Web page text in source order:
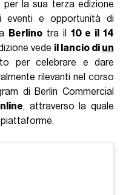
per la sua terza edizione
eventi e opportunità di
Berlino tra il 10 e il 14
vede il lancio di un
per celebrare e dare
rilevanti nel corso
di Berlin Commercial
, attraverso la quale
piattaforme.